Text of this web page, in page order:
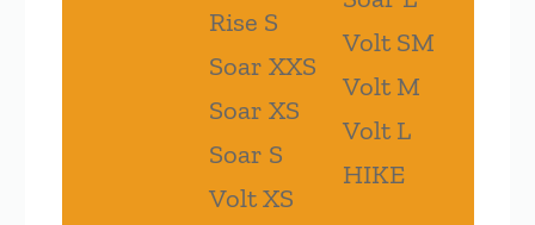
Rise S
Soar XXS
Soar XS
Soar S
Volt XS
Volt SM
Volt M
Volt L
HIKE